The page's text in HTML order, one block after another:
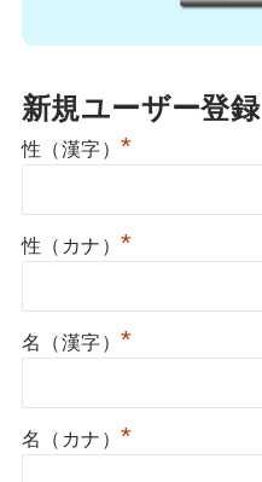
新規ユーザー登録
性（漢字） *
性（カナ） *
名（漢字） *
名（カナ） *